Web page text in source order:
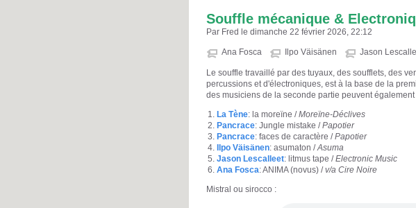
Souffle mécanique &
Par Fred le dimanche 22 février 2026, 22:12
Ana Fosca Ilpo Väisänen Jason
Le souffle travaillé par des tuyaux, des soufflets, des
percussions et d'électroniques, est à la base de la
des musiciens de la seconde partie peuvent
La Tène: la moreïne /Moreïne-Déclives
Pancrace: Jungle mistake /Papotier
Pancrace: faces de caractère /Papotier
Ilpo Väisänen: asumaton /Asuma
Jason Lescalleet: litmus tape /Electronic Music
Ana Fosca: ANIMA (novus) /v/a Cire Noire
Mistral ou sirocco :